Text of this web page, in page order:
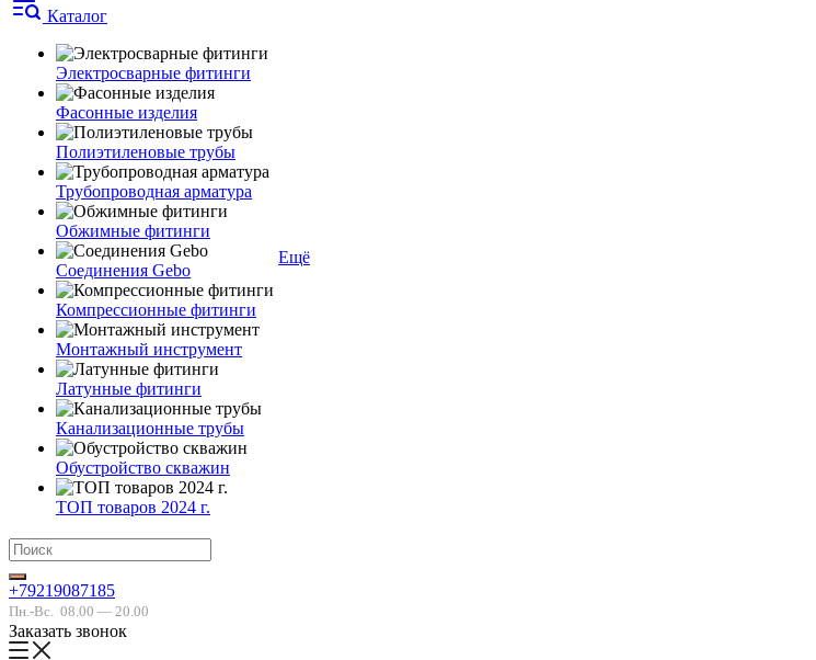
Каталог
Электросварные фитинги
Фасонные изделия
Полиэтиленовые трубы
Трубопроводная арматура
Обжимные фитинги
Соединения Gebo
Компрессионные фитинги
Монтажный инструмент
Латунные фитинги
Канализационные трубы
Обустройство скважин
ТОП товаров 2024 г.
Ещё
+79219087185
Пн.-Вс. 08.00 — 20.00
Заказать звонок